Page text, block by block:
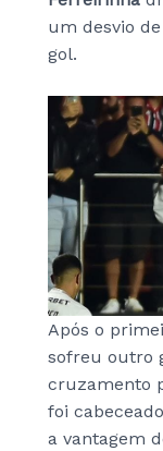
um desvio de
gol.
Após o
sofreu outro
cruzamento
foi
a vantagem